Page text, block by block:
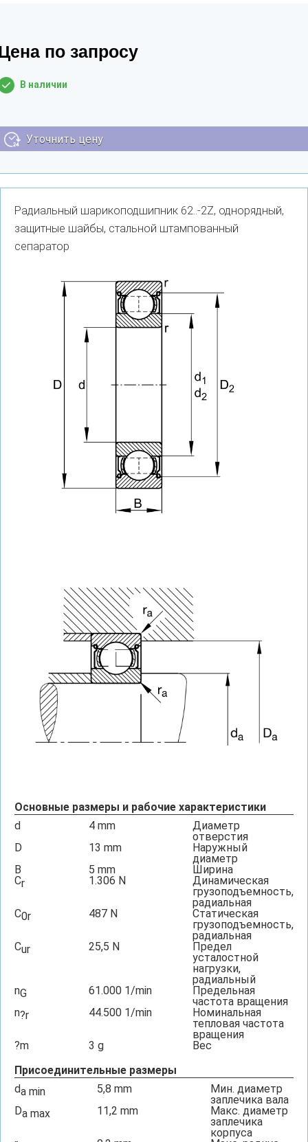
по запросу
В наличии
Уточнить цену
Радиальный шарикоподшипник 62..-2Z, однорядный,
защитные шайбы, стальной штампованный
сепаратор
Основные размеры и рабочие характеристики
d
4 mm
Диаметр
отверстия
D
13 mm
Наружный
диаметр
B
5 mm
Ширина
Cr 1.306 N
Динамическая
грузоподъемность,
радиальная
C0r 487 N
Статическая
грузоподъемность,
радиальная
Cur 25,5 N
Предел
усталостной
нагрузки,
радиальный
nG 61.000 1/min
Предельная
частота вращения
n?r 44.500 1/min
Номинальная
тепловая частота
вращения
?m
3 g
Вес
Присоединительные размеры
da min 5,8 mm
Мин. диаметр
заплечика вала
Da max 11,2 mm
Макс. диаметр
заплечика
корпуса